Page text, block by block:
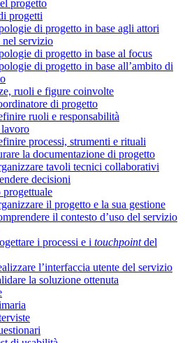
progetto
progetti
di progetto in base agli attori
servizio
di progetto in base al focus
di progetto in base all’ambito di
ruoli e figure coinvolte
di progetto
ruoli e responsabilità
processi, strumenti e rituali
la documentazione di progetto
tavoli tecnici collaborativi
decisioni
progettuale
il progetto e la sua gestione
il contesto d’uso del servizio
i processi e i touchpointdel
l’interfaccia utente del servizio
la soluzione ottenuta